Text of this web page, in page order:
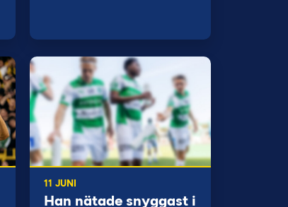
11 JUNI
Han nätade snyggast i